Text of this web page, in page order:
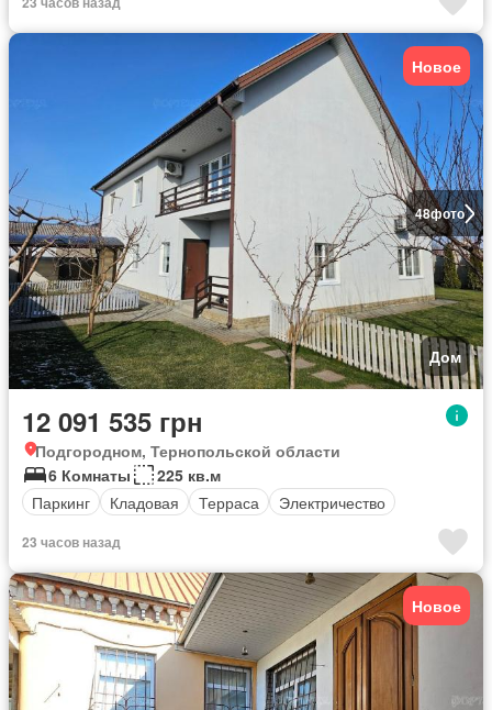
48фото
Новое
Дом
12 091 535 грн
Подгородном, Тернопольской области
6 Комнаты
225 кв.м
Паркинг
Кладовая Терраса Электричество
23 часов назад
Новое